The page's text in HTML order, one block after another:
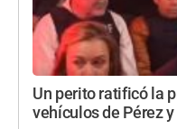
Un perito ratificó la
vehículos de Pérez